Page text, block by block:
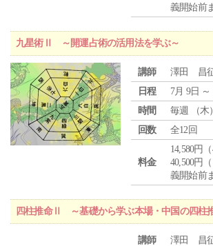
義開始前
九星術Ⅱ ～開運占術の活用法を学ぶ～
講師
澤田 昌
日程
7月 9日 ～
時間
毎週 （木
回数
全12回
料金
14,580円
40,500円
義開始前
四柱推命Ⅱ ～基礎から学ぶ本場・中国の四柱
講師
澤田 昌